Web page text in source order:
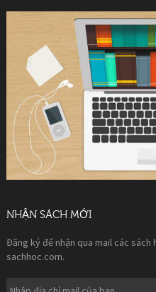
NHẬN SÁCH MỚI
Đăng ký để nhận qua mail các
sachhoc.com.